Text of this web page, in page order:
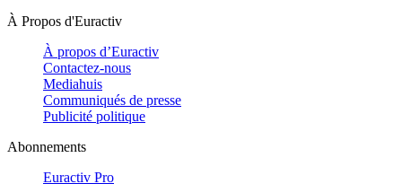
À Propos d'Euractiv
À propos d’Euractiv
Contactez-nous
Mediahuis
Communiqués de presse
Publicité politique
Abonnements
Euractiv Pro